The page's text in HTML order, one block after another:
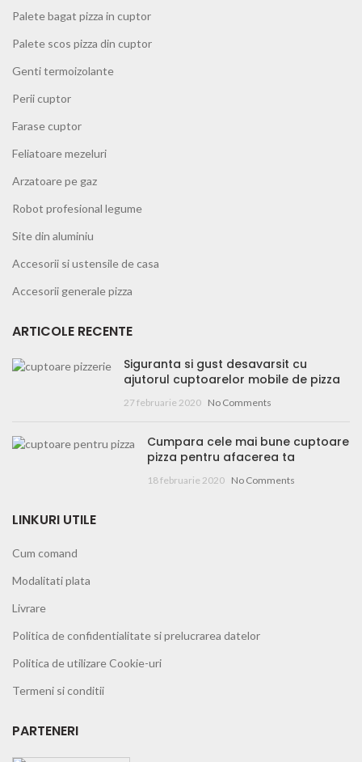
Palete bagat pizza in cuptor
Palete scos pizza din cuptor
Genti termoizolante
Perii cuptor
Farase cuptor
Feliatoare mezeluri
Arzatoare pe gaz
Robot profesional legume
Site din aluminiu
Accesorii si ustensile de casa
Accesorii generale pizza
ARTICOLE RECENTE
Siguranta si gust desavarsit cu
ajutorul cuptoarelor mobile de pizza
27 februarie 2020 No Comments
Cumpara cele mai bune cuptoare
pizza pentru afacerea ta
18 februarie 2020 No Comments
LINKURI UTILE
Cum comand
Modalitati plata
Livrare
Politica de confidentialitate si prelucrarea datelor
Politica de utilizare Cookie-uri
Termeni si conditii
PARTENERI